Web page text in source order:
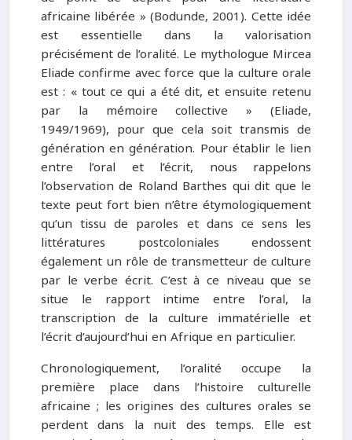
africaine libérée » (Bodunde, 2001). Cette idée
est essentielle dans la valorisation
précisément de l’oralité. Le mythologue Mircea
Eliade confirme avec force que la culture orale
est : « tout ce qui a été dit, et ensuite retenu
par la mémoire collective » (Eliade,
1949/1969), pour que cela soit transmis de
génération en génération. Pour établir le lien
entre l’oral et l’écrit, nous rappelons
l’observation de Roland Barthes qui dit que le
texte peut fort bien n’être étymologiquement
qu’un tissu de paroles et dans ce sens les
littératures postcoloniales endossent
également un rôle de transmetteur de culture
par le verbe écrit. C’est à ce niveau que se
situe le rapport intime entre l’oral, la
transcription de la culture immatérielle et
l’écrit d’aujourd’hui en Afrique en particulier.
Chronologiquement, l’oralité occupe la
première place dans l’histoire culturelle
africaine ; les origines des cultures orales se
perdent dans la nuit des temps. Elle est